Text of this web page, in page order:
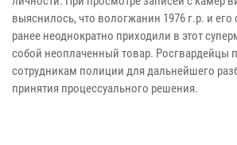
выяснилось, что вологжанин 1976 г.р. и его
ранее неоднократно приходили в этот
собой неоплаченный товар. Росгвардейцы
сотрудникам полиции для дальнейшего
принятия процессуального решения.